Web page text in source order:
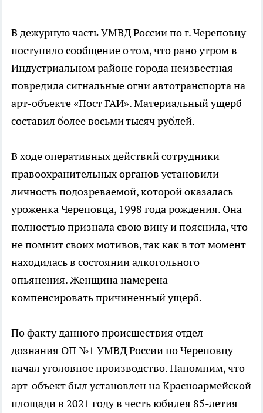
В дежурную часть УМВД России по г. Череповцу
поступило сообщение о том, что рано утром в
Индустриальном районе города неизвестная
повредила сигнальные огни автотранспорта на
арт-объекте «Пост ГАИ». Материальный ущерб
составил более восьми тысяч рублей.
В ходе оперативных действий сотрудники
правоохранительных органов установили
личность подозреваемой, которой оказалась
уроженка Череповца, 1998 года рождения. Она
полностью признала свою вину и пояснила, что
не помнит своих мотивов, так как в тот момент
находилась в состоянии алкогольного
опьянения. Женщина намерена
компенсировать причиненный ущерб.
По факту данного происшествия отдел
дознания ОП №1 УМВД России по Череповцу
начал уголовное производство. Напомним, что
арт-объект был установлен на Красноармейской
площади в 2021 году в честь юбилея 85-летия